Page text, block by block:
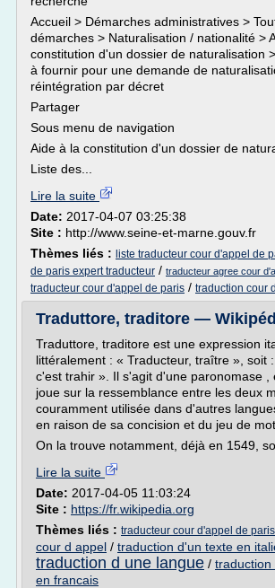
Accueil > Démarches administratives >
démarches > Naturalisation / nationalité >
constitution d'un dossier de naturalisation
à fournir pour une demande de
réintégration par décret
Partager
Sous menu de navigation
Aide à la constitution d'un dossier de
Liste des...
Lire la suite
Date: 2017-04-07 03:25:38
Site : http://www.seine-et-marne.gouv.fr
Thèmes liés : liste traducteur cour d'appel de
de paris expert traducteur / traducteur agree cour
traducteur cour d'appel de paris / traduction cour
Traduttore, traditore —
Traduttore, traditore est une expression
littéralement : « Traducteur, traître », soit :
c'est trahir ». Il s'agit d'une paronomase ,
joue sur la ressemblance entre les deux
couramment utilisée dans d'autres
en raison de sa concision et du jeu de
On la trouve notamment, déjà en 1549,
Lire la suite
Date: 2017-04-05 11:03:24
Site : https://fr.wikipedia.org
Thèmes liés : traducteur cour d'appel de paris
cour d appel / traduction d'un texte en
traduction d une langue / traduction
en francais